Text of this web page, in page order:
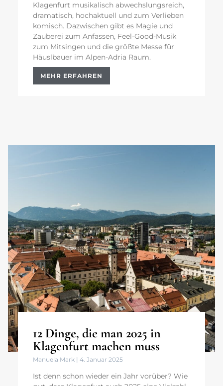
Klagenfurt musikalisch abwechslungsreich,
dramatisch, hochaktuell und zum Verlieben
komisch. Dazwischen gibt es Magie und
Zauberei zum Anfassen, Feel-Good-Musik
zum Mitsingen und die größte Messe für
Häuslbauer im Alpen-Adria Raum.
MEHR ERFAHREN
12 Dinge, die man 2025 in
Klagenfurt machen muss
Manuela Mark 4. Januar 2025
Ist denn schon wieder ein Jahr vorüber? Wie